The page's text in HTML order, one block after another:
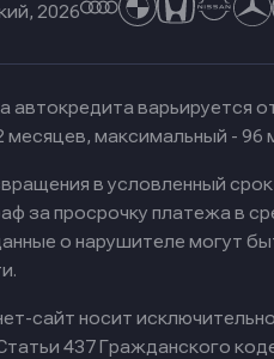
2026
автокредита варьируется
месяцев, максимальный -
в условленный
за просрочку платежа в
о нарушителе могут
сайт носит
437 Гражданского